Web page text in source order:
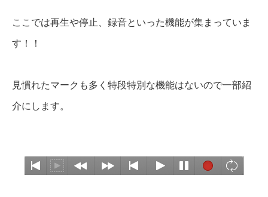
ここでは再生や停止、録音といった機能が集まっていま
す！！
見慣れたマークも多く特段特別な機能はないので一部紹
介にします。